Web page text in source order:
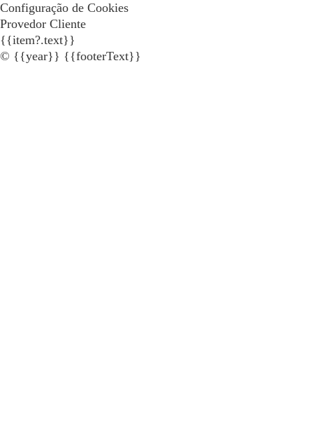
Configuração de Cookies
Provedor Cliente
{{item?.text}}
© {{year}} {{footerText}}